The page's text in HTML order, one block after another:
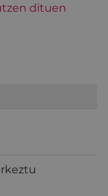
dituen